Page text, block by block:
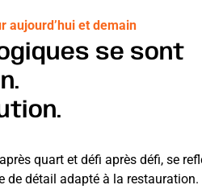
aujourd’hui et demain
se sont
quart et défi après défi, se
détail adapté à la restauration.